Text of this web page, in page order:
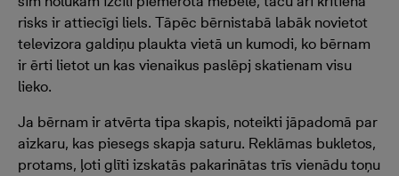
risks ir attiecīgi liels. Tāpēc bērnistabā labāk novietot
televizora galdiņu plaukta vietā un kumodi, ko bērnam
ir ērti lietot un kas vienaikus paslēpj skatienam visu
lieko.
Ja bērnam ir atvērta tipa skapis, noteikti jāpadomā par
aizkaru, kas piesegs skapja saturu. Reklāmas bukletos,
protams, ļoti glīti izskatās pakarinātas trīs vienādu toņu